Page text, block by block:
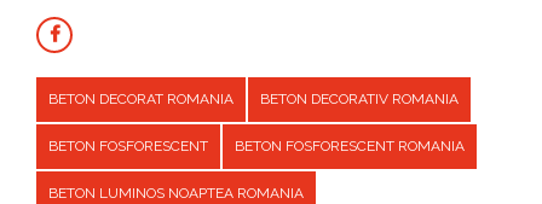
BETON DECORAT ROMANIA BETON DECORATIV ROMANIA
BETON FOSFORESCENT BETON FOSFORESCENT ROMANIA
BETON LUMINOS NOAPTEA ROMANIA